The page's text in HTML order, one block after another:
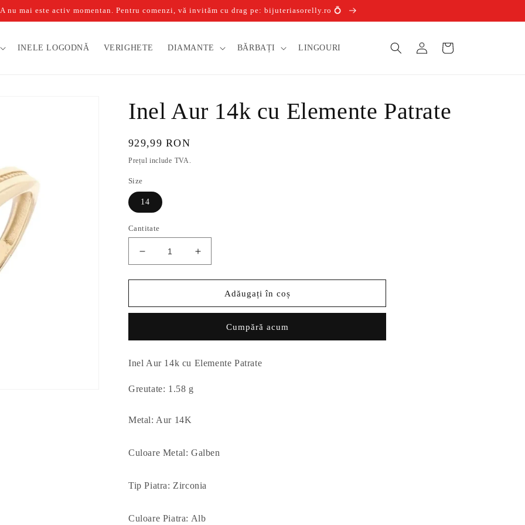
nu mai este activ momentan. Pentru comenzi, vă invităm cu drag pe: bijuteriasorelly.ro 💍
INELE LOGODNĂ VERIGHETE DIAMANTE BĂRBAȚI LINGOURI
Conectați-
Coș
Inel Aur 14k cu Elemente Patrate
Preț
obișnuit
929,99 RON
Prețul include TVA.
Size
14
Cantitate
Reduceți
cantitatea
pentru
Aur
Elemente
Creșteți
cantitatea
pentru
Aur
Elemente
Adăugați în coș
Cumpără acum
Inel Aur 14k cu Elemente Patrate
Greutate: 1.58 g
Metal: Aur 14K
Culoare Metal: Galben
Tip Piatra: Zirconia
Culoare Piatra: Alb